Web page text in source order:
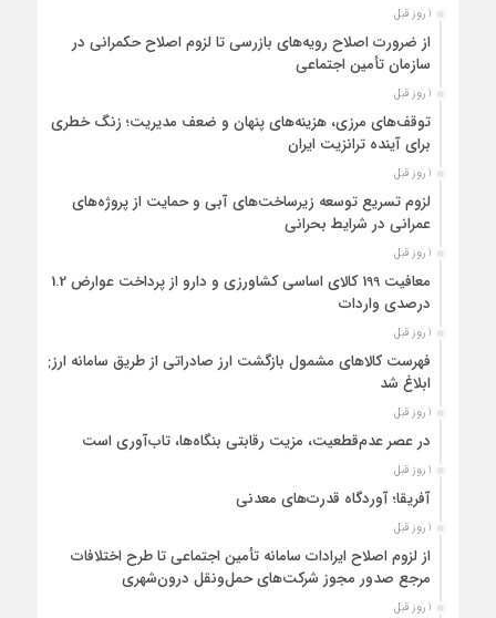
1 روز قبل
از ضرورت اصلاح رویه‌های بازرسی تا لزوم اصلاح حکمرانی در
سازمان تأمین اجتماعی
1 روز قبل
توقف‌های مرزی، هزینه‌های پنهان و ضعف مدیریت؛ زنگ خطری
برای آینده ترانزیت ایران
1 روز قبل
لزوم تسریع توسعه زیرساخت‌های آبی و حمایت از پروژه‌های
عمرانی در شرایط بحرانی
1 روز قبل
معافیت 199 کالای اساسی کشاورزی و دارو از پرداخت عوارض 1.2
درصدی واردات
1 روز قبل
فهرست کالاهای مشمول بازگشت ارز صادراتی از طریق سامانه ارزی
ابلاغ شد
1 روز قبل
در عصر عدم‌قطعیت، مزیت رقابتی بنگاه‌ها، تاب‌آوری است
1 روز قبل
آفریقا؛ آوردگاه قدرت‌های معدنی
1 روز قبل
از لزوم اصلاح ایرادات سامانه تأمین اجتماعی تا طرح اختلافات
مرجع صدور مجوز شرکت‌های حمل‌ونقل درون‌شهری
1 روز قبل